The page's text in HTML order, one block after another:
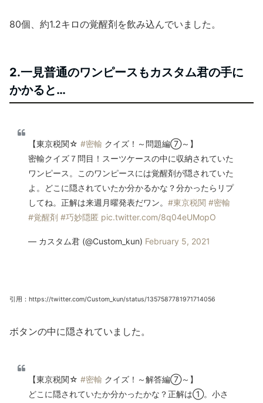
80個、約1.2キロの覚醒剤を飲み込んでいました。
2.一見普通のワンピースもカスタム君の手に
かかると…
【東京税関☆ #密輸 クイズ！～問題編⑦～】
密輸クイズ７問目！スーツケースの中に収納されていた
ワンピース。このワンピースには覚醒剤が隠されていた
よ。どこに隠されていたか分かるかな？分かったらリプ
してね。正解は来週月曜発表だワン。 #東京税関 #密輸
#覚醒剤 #巧妙隠匿 pic.twitter.com/8q04eUMopO
— カスタム君 (@Custom_kun) February 5, 2021
引用：https://twitter.com/Custom_kun/status/1357587781971714056
ボタンの中に隠されていました。
【東京税関☆ #密輸 クイズ！～解答編⑦～】
どこに隠されていたか分かったかな？正解は①。小さ